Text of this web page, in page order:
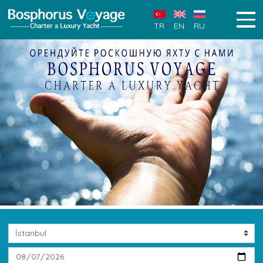
TR EN RU
Previous Next